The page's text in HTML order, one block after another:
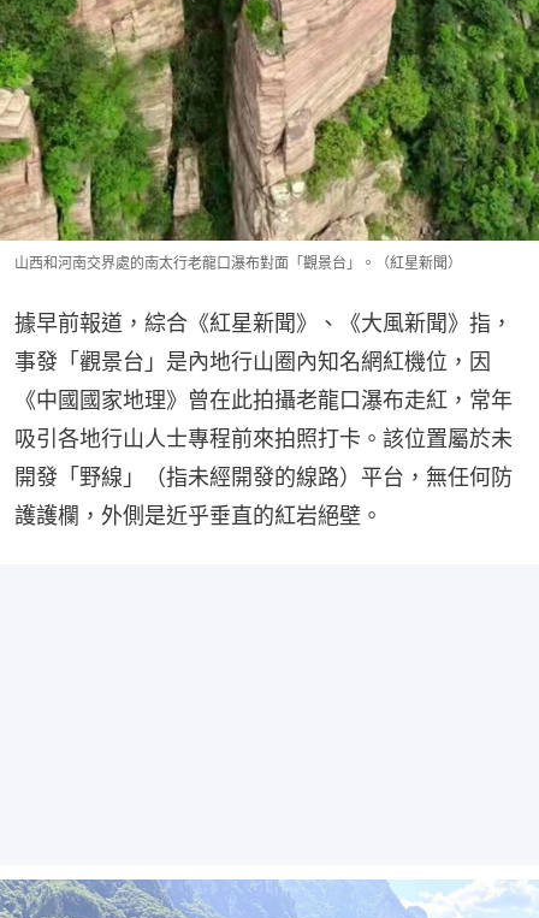
山西和河南交界處的南太行老龍口瀑布對面「觀景台」。（紅星新聞）
據早前報道，綜合《紅星新聞》、《大風新聞》指，
事發「觀景台」是內地行山圈內知名網紅機位，因
《中國國家地理》曾在此拍攝老龍口瀑布走紅，常年
吸引各地行山人士專程前來拍照打卡。該位置屬於未
開發「野線」（指未經開發的線路）平台，無任何防
護護欄，外側是近乎垂直的紅岩絕壁。